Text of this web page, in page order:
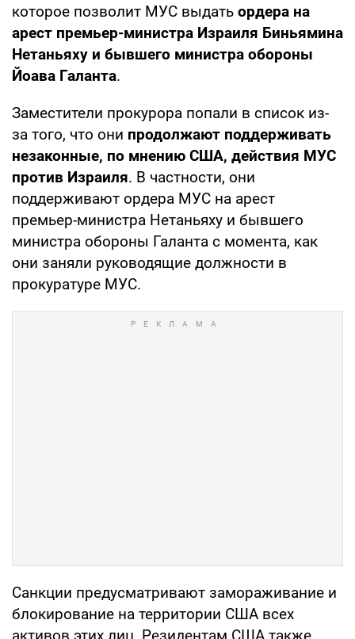
которое позволит МУС выдать ордера на
арест премьер-министра Израиля Биньямина
Нетаньяху и бывшего министра обороны
Йоава Галанта.
Заместители прокурора попали в список из-
за того, что они продолжают поддерживать
незаконные, по мнению США, действия МУС
против Израиля. В частности, они
поддерживают ордера МУС на арест
премьер-министра Нетаньяху и бывшего
министра обороны Галанта с момента, как
они заняли руководящие должности в
прокуратуре МУС.
Санкции предусматривают замораживание и
блокирование на территории США всех
активов этих лиц. Резидентам США также